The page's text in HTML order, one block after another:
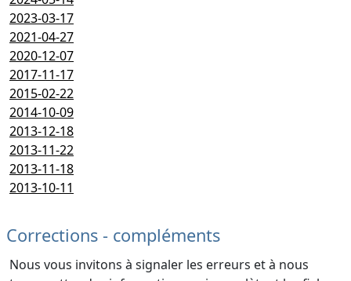
2023-03-17
2021-04-27
2020-12-07
2017-11-17
2015-02-22
2014-10-09
2013-12-18
2013-11-22
2013-11-18
2013-10-11
Corrections - compléments
Nous vous invitons à signaler les erreurs et à nous